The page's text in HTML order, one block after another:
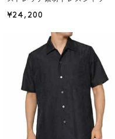
¥24,200